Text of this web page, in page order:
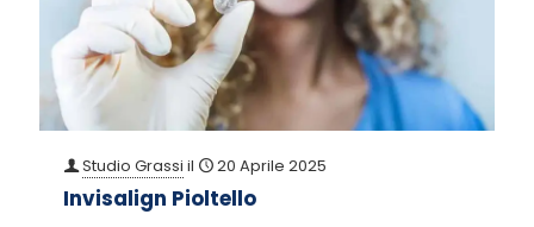
Studio Grassi il 20 Aprile 2025
Invisalign Pioltello